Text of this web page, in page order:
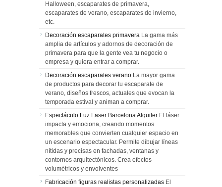
Halloween, escaparates de primavera,
escaparates de verano, escaparates de invierno,
etc.
Decoración escaparates primavera La gama más
amplia de artículos y adornos de decoración de
primavera para que la gente vea tu negocio o
empresa y quiera entrar a comprar.
Decoración escaparates verano La mayor gama
de productos para decorar tu escaparate de
verano, diseños frescos, actuales que evocan la
temporada estival y animan a comprar.
Espectáculo Luz Laser Barcelona Alquiler El láser
impacta y emociona, creando momentos
memorables que convierten cualquier espacio en
un escenario espectacular. Permite dibujar líneas
nítidas y precisas en fachadas, ventanas y
contornos arquitectónicos. Crea efectos
volumétricos y envolventes
Fabricación figuras realistas personalizadas El